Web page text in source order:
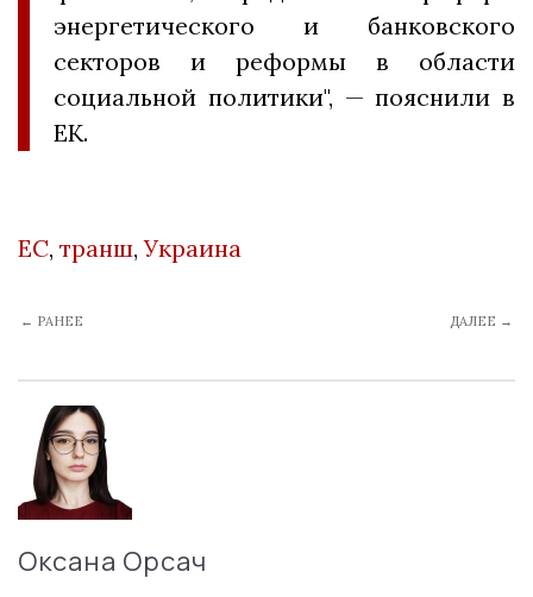
энергетического и банковского
секторов и реформы в области
социальной политики", — пояснили в
ЕК.
ЕС, транш,Украина
← РАНЕЕ ДАЛЕЕ →
Оксана Орсач